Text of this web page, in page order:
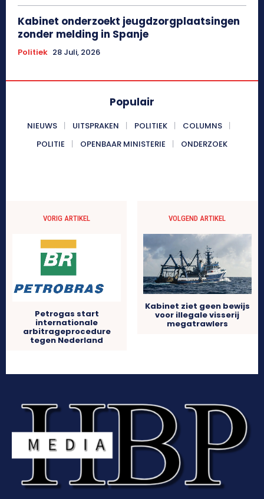
Kabinet onderzoekt jeugdzorgplaatsingen
zonder melding in Spanje
Politiek 28 Juli, 2026
Populair
NIEUWS UITSPRAKEN POLITIEK
COLUMNS
POLITIE
OPENBAAR MINISTERIE ONDERZOEK
VORIG ARTIKEL
Petrogas start
internationale
arbitrageprocedure
tegen Nederland
VOLGEND ARTIKEL
Kabinet ziet geen bewijs
voor illegale visserij
megatrawlers